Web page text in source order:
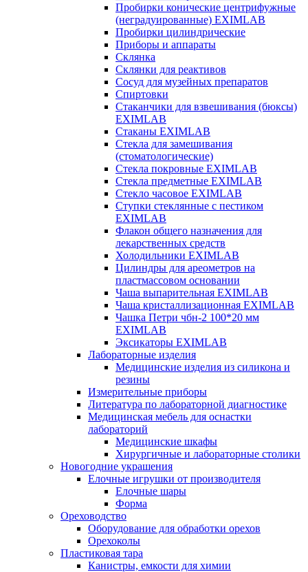
Пробирки конические центрифужные
(неградуированные) EXIMLAB
Пробирки цилиндрические
Приборы и аппараты
Склянка
Склянки для реактивов
Сосуд для музейных препаратов
Спиртовки
Стаканчики для взвешивания (бюксы)
EXIMLAB
Стаканы EXIMLAB
Стекла для замешивания
(стоматологические)
Стекла покровные EXIMLAB
Стекла предметные EXIMLAB
Стекло часовое EXIMLAB
Ступки стеклянные с пестиком
EXIMLAB
Флакон общего назначения для
лекарственных средств
Холодильники EXIMLAB
Цилиндры для ареометров на
пластмассовом основании
Чаша выпарительная EXIMLAB
Чаша кристаллизационная EXIMLAB
Чашка Петри чбн-2 100*20 мм
EXIMLAB
Эксикаторы EXIMLAB
Лабораторные изделия
Медицинские изделия из силикона и
резины
Измерительные приборы
Литература по лабораторной диагностике
Медицинская мебель для оснастки
лабораторий
Медицинские шкафы
Хирургичные и лабораторные столики
Новогодние украшения
Елочные игрушки от производителя
Елочные шары
Форма
Ореховодство
Оборудование для обработки орехов
Орехоколы
Пластиковая тара
Канистры, емкости для химии